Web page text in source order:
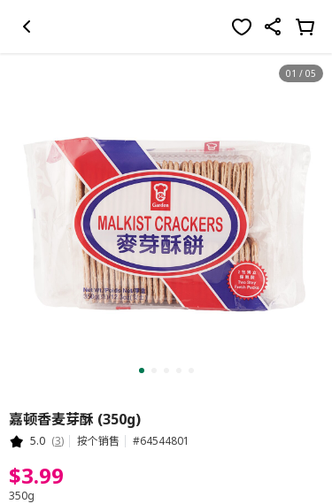
01 / 05
嘉顿香麦芽酥 (350g)
5.0 (3) 按个销售 #64544801
$3.99
350g